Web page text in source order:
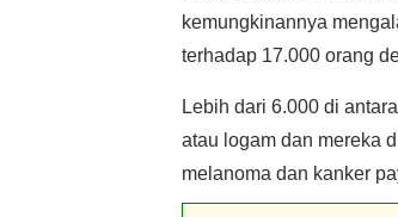
kemungkinannya
terhadap 17.000 orang
Lebih dari 6.000 di
atau logam dan mereka
melanoma dan kanker